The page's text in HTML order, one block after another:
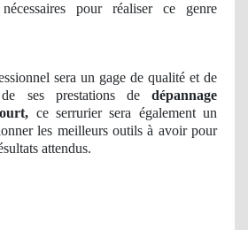
nécessaires pour réaliser ce genre
sera un gage de qualité et de
ses prestations de dépannage
ce serrurier sera également un
les meilleurs outils à avoir pour
attendus.